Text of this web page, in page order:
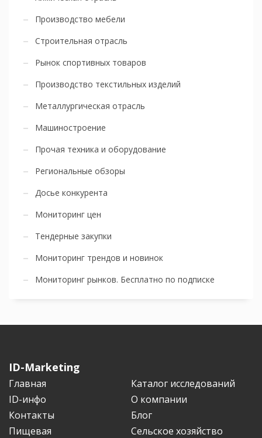
Производство мебели
Строительная отрасль
Рынок спортивных товаров
Производство текстильных изделий
Металлургическая отрасль
Машиностроение
Прочая техника и оборудование
Региональные обзоры
Досье конкурента
Мониторинг цен
Тендерные закупки
Мониторинг трендов и новинок
Мониторинг рынков. Бесплатно по подписке
ID-Marketing
Главная
Каталог исследований
ID-инфо
О компании
Контакты
Блог
Пищевая
Сельское хозяйство